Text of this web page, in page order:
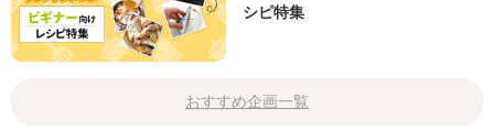
シピ特集
おすすめ企画一覧